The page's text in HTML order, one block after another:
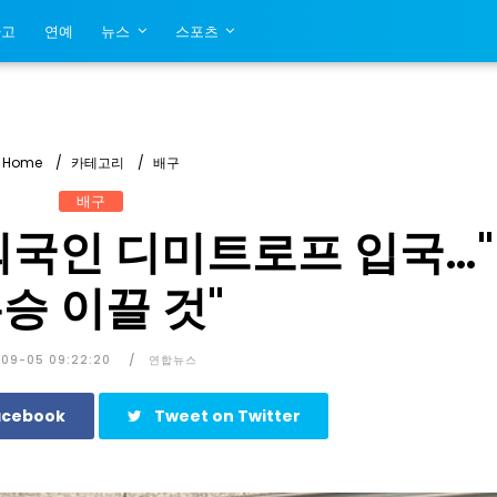
연예 뉴스 스포츠
Home 카테고리 배구
배구
인 디미트로프 입국
이끌 것"
05 09:22:20 연합뉴스
Tweet on Twitter